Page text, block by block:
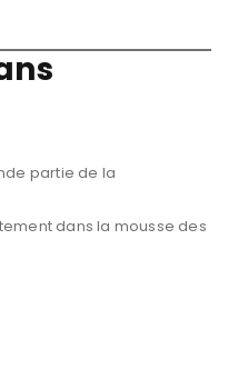
partie de la
dans la mousse des